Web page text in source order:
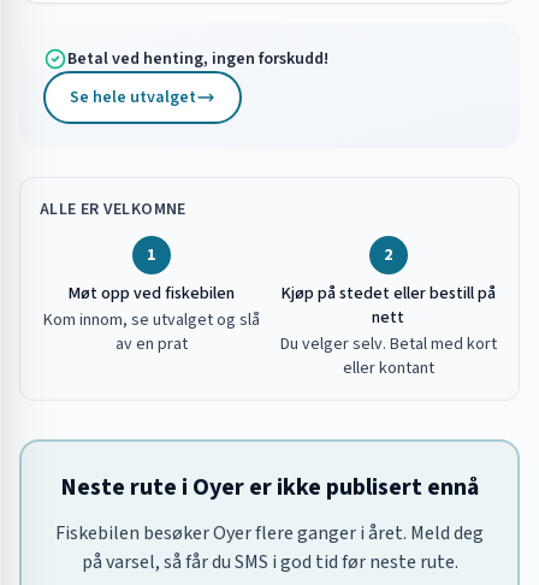
Betal ved henting, ingen forskudd!
Se hele utvalget
ALLE ER VELKOMNE
1
Møt opp ved fiskebilen
Kom innom, se utvalget og slå
av en prat
2
Kjøp på stedet eller bestill på
nett
Du velger selv. Betal med kort
eller kontant
Neste rute i Oyer er ikke publisert ennå
Fiskebilen besøker Oyer flere ganger i året. Meld deg
på varsel, så får du SMS i god tid før neste rute.